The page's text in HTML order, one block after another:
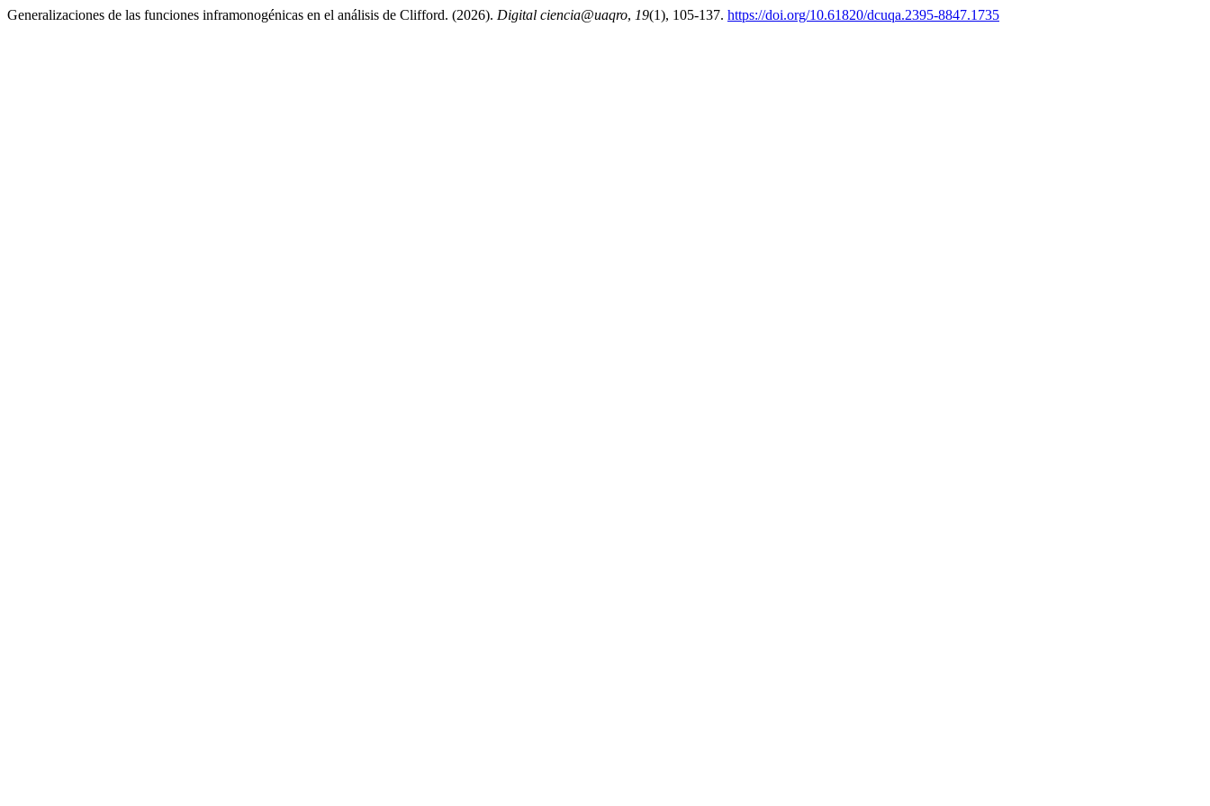
Generalizaciones de las funciones inframonogénicas en el análisis de Clifford. (2026). Digital ciencia@uaqro, 19(1), 105-137. https://doi.org/10.61820/dcuqa.2395-8847.1735